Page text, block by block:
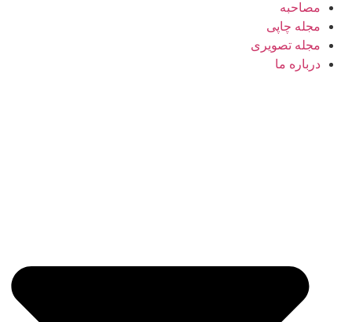
مصاحبه
مجله چاپی
مجله تصویری
درباره ما